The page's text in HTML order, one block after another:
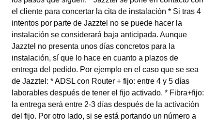
el cliente para concertar la cita de instalación * Si tras 4
intentos por parte de Jazztel no se puede hacer la
instalación se considerará baja anticipada. Aunque
Jazztel no presenta unos días concretos para la
instalación, sí que lo hace en cuanto a plazos de
entrega del pedido. Por ejemplo en el caso que se sea
de Jazztel: * ADSL con Router + fijo: entre 4 y 5 días
laborables después de tener el fijo activado. * Fibra+fijo:
la entrega será entre 2-3 días después de la activación
del fijo. Por otro lado, si se está portando un número a